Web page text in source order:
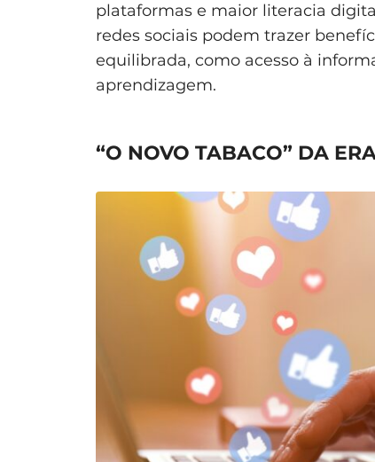
plataformas e maior literacia
redes sociais podem trazer
equilibrada, como acesso à
aprendizagem.
“O NOVO TABACO” DA